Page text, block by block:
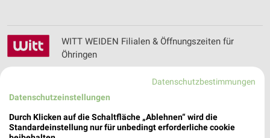
WITT WEIDEN Filialen & Öffnungszeiten für
Öhringen
Wohn-Center Spilger Filialen & Öffnungszeiten
für Obernburg
Datenschutzbestimmungen
Datenschutzeinstellungen
Durch Klicken auf die Schaltfläche „Ablehnen“ wird die
Standardeinstellung nur für unbedingt erforderliche cookie